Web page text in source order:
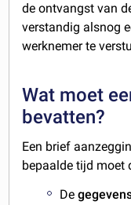
de ontvangst van
verstandig alsnog
werknemer te
Wat moet
bevatten?
Een brief
bepaalde tijd moet
De